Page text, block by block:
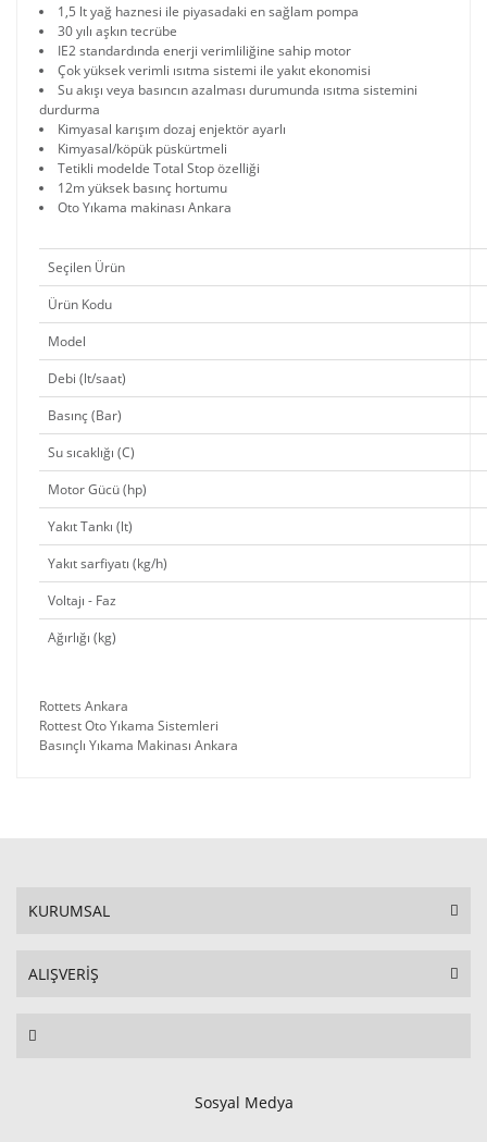
1,5 lt yağ haznesi ile piyasadaki en sağlam pompa
30 yılı aşkın tecrübe
IE2 standardında enerji verimliliğine sahip motor
Çok yüksek verimli ısıtma sistemi ile yakıt ekonomisi
Su akışı veya basıncın azalması durumunda ısıtma sistemini
durdurma
Kimyasal karışım dozaj enjektör ayarlı
Kimyasal/köpük püskürtmeli
Tetikli modelde Total Stop özelliği
12m yüksek basınç hortumu
Oto Yıkama makinası Ankara
Seçilen Ürün
Ürün Kodu
Model
Debi (lt/saat)
Basınç (Bar)
Su sıcaklığı (C)
Motor Gücü (hp)
Yakıt Tankı (lt)
Yakıt sarfiyatı (kg/h)
Voltajı - Faz
Ağırlığı (kg)
Rottets Ankara
Rottest Oto Yıkama Sistemleri
Basınçlı Yıkama Makinası Ankara
KURUMSAL
ALIŞVERİŞ
Sosyal Medya